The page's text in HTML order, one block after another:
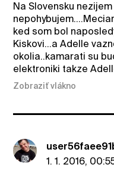
Na Slovensku
ked som bol
Kiskovi...a Adelle
okolia..kamarati su
elektroniki takze
Zobraziť vlákno
1. 1. 2016,